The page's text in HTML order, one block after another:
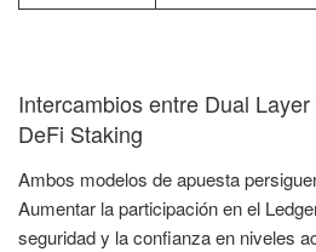
Intercambios entre Dual
DeFi Staking
Ambos modelos de apuesta
Aumentar la participación en el
seguridad y la confianza en niveles